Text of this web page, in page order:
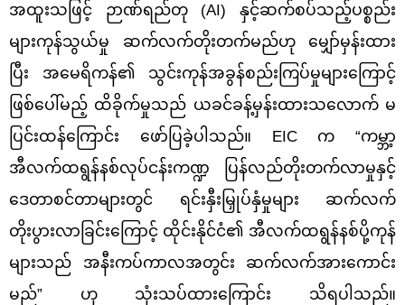
အထူးသဖြင့် ဉာဏ်ရည်တု (AI) နှင့်ဆက်စပ်သည့်ပစ္စည်း
များကုန်သွယ်မှု ဆက်လက်တိုးတက်မည်ဟု မျှော်မှန်းထား
ပြီး အမေရိကန်၏ သွင်းကုန်အခွန်စည်းကြပ်မှုများကြောင့်
ဖြစ်ပေါ်မည့် ထိခိုက်မှုသည် ယခင်ခန့်မှန်းထားသလောက် မ
ပြင်းထန်ကြောင်း ဖော်ပြခဲ့ပါသည်။ EIC က “ကမ္ဘာ့
အီလက်ထရွန်နစ်လုပ်ငန်းကဏ္ဍ ပြန်လည်တိုးတက်လာမှုနှင့်
ဒေတာစင်တာများတွင် ရင်းနှီးမြှုပ်နှံမှုများ ဆက်လက်
တိုးပွားလာခြင်းကြောင့် ထိုင်းနိုင်ငံ၏ အီလက်ထရွန်နစ်ပို့ကုန်
များသည် အနီးကပ်ကာလအတွင်း ဆက်လက်အားကောင်း
မည်” ဟု သုံးသပ်ထားကြောင်း သိရပါသည်။